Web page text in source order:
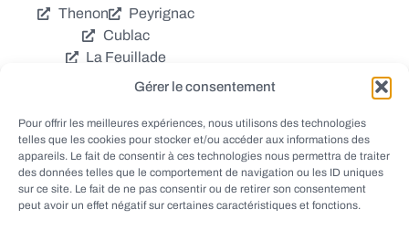
Gérer le consentement
Pour offrir les meilleures expériences, nous utilisons des technologies
telles que les cookies pour stocker et/ou accéder aux informations des
appareils. Le fait de consentir à ces technologies nous permettra de traiter
des données telles que le comportement de navigation ou les ID uniques
sur ce site. Le fait de ne pas consentir ou de retirer son consentement
peut avoir un effet négatif sur certaines caractéristiques et fonctions.
Thenon
Peyrignac
Cublac
La Feuillade
Chavagnac
Coly
Grèzes
Aubas
Villac
Azerat
Ladornac
Tourtoirac